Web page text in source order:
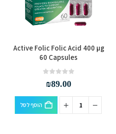
Active Folic Folic Acid 400 µg
60 Capsules
₪89.00
הוסף לסל